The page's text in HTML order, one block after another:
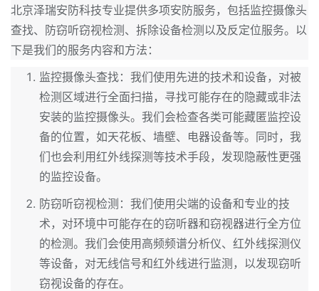
北京泽瑞安防科技专业提供多项安防服务，包括监控摄像头
查找、防窃听窃视检测、拆除设备检测以及反定位服务。以
下是我们的服务内容和方法：
监控摄像头查找：我们使用先进的技术和设备，对被
检测区域进行全面扫描，寻找可能存在的隐藏或非法
安装的监控摄像头。我们会检查各类可能藏匿监控设
备的位置，如天花板、墙壁、电器设备等。同时，我
们也会利用红外线探测等技术手段，发现隐蔽性更强
的监控设备。
防窃听窃视检测：我们使用尖端的设备和专业的技
术，对环境中可能存在的窃听器和窃视器进行全方位
的检测。我们会使用高频频谱分析仪、红外线探测仪
等设备，对无线信号和红外线进行监测，以发现窃听
窃视设备的存在。